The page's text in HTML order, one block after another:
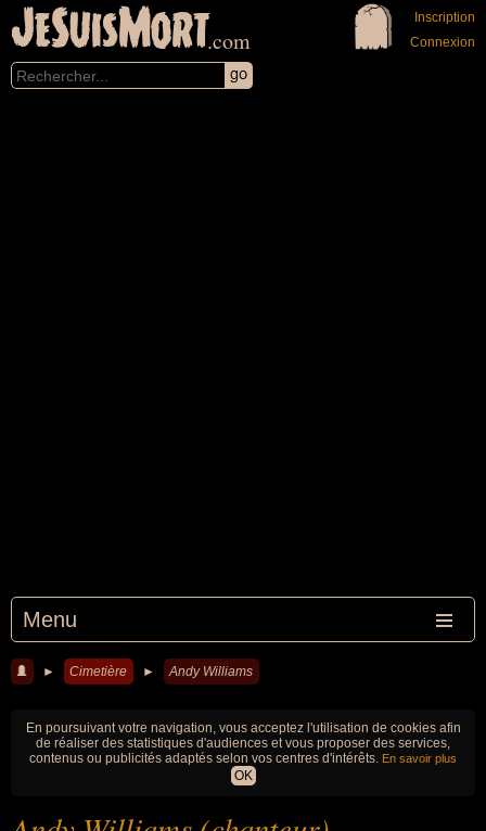
JeSuisMort.com
Menu
Inscription
Connexion
► Cimetière ► Andy Williams
En poursuivant votre navigation, vous acceptez l'utilisation de cookies afin
de réaliser des statistiques d'audiences et vous proposer des services,
contenus ou publicités adaptés selon vos centres d'intérêts. En savoir plus
OK